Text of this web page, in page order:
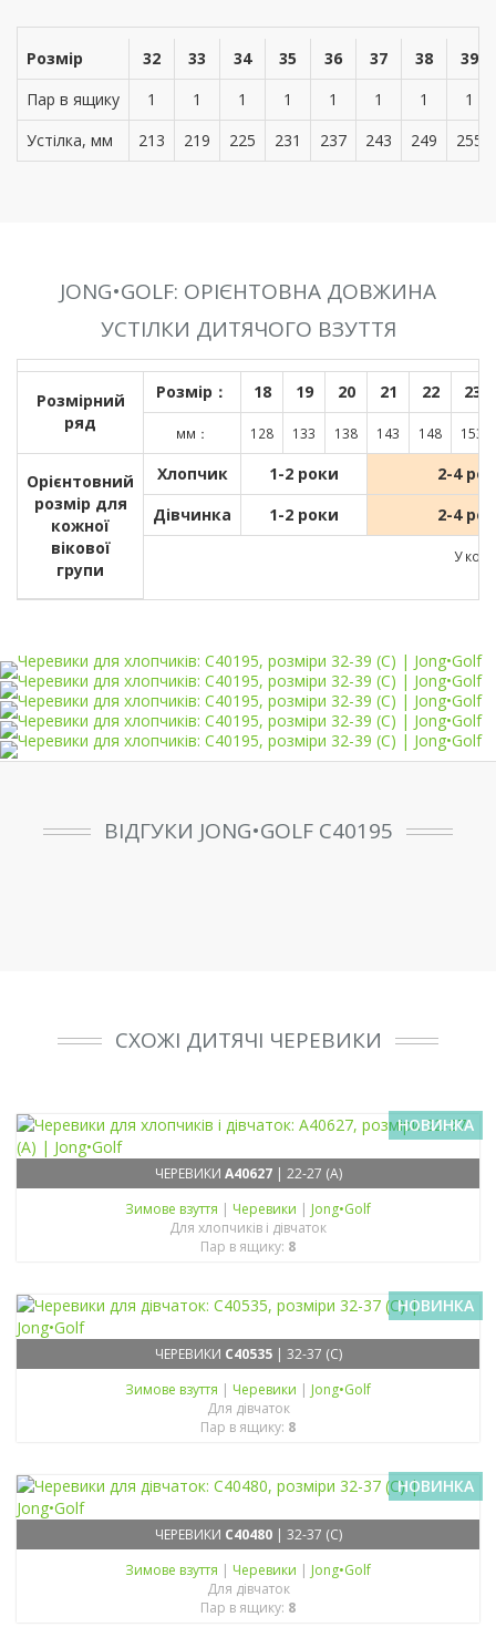
Розмір 32 33 34 35 36 37 38
39
Пар в ящику
1 1 1 1 1 1 1
1
Устілка, мм
213 219 225 231 237 243 249 255
JONG•GOLF: ОРІЄНТОВНА ДОВЖИНА
УСТІЛКИ ДИТЯЧОГО ВЗУТТЯ
Розмірний
ряд
Розмір： 18 19 20 21 22 23
мм： 128 133 138 143 148 153
Орієнтовний
розмір для
кожної
вікової
групи
Хлопчик 1-2 роки
2-4
Дівчинка
1-2 роки 2-4
У
ВІДГУКИ JONG•GOLF C40195
СХОЖІ ДИТЯЧІ ЧЕРЕВИКИ
НОВИНКА
ЧЕРЕВИКИ A40627| 22-27 (A)
Зимове взуття | Черевики | Jong•Golf
Для хлопчиків і дівчаток
Пар в ящику: 8
НОВИНКА
ЧЕРЕВИКИ C40535| 32-37 (C)
Зимове взуття | Черевики | Jong•Golf
Для дівчаток
Пар в ящику: 8
НОВИНКА
ЧЕРЕВИКИ C40480| 32-37 (C)
Зимове взуття | Черевики | Jong•Golf
Для дівчаток
Пар в ящику: 8